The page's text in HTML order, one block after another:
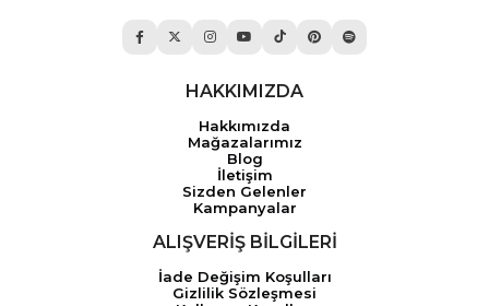
HAKKIMIZDA
Hakkımızda
Mağazalarımız
Blog
İletişim
Sizden Gelenler
Kampanyalar
ALIŞVERİŞ BİLGİLERİ
İade Değişim Koşulları
Gizlilik Sözleşmesi